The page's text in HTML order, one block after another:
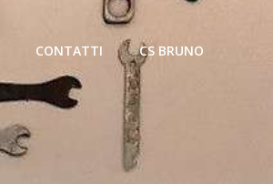
CONTATTI CS BRUNO